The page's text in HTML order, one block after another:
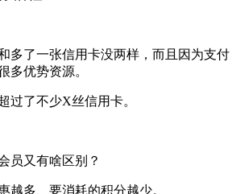
多了一张信用卡没两样，而且因为支付
多优势资源。
过了不少X丝信用卡。
员又有啥区别？
越多、要消耗的积分越少。